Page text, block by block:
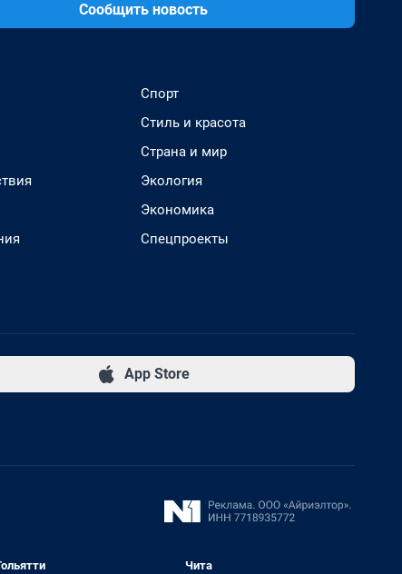
Сообщить новость
Спорт
Стиль и красота
Страна и мир
Экология
Экономика
Спецпроекты
App Store
Чита